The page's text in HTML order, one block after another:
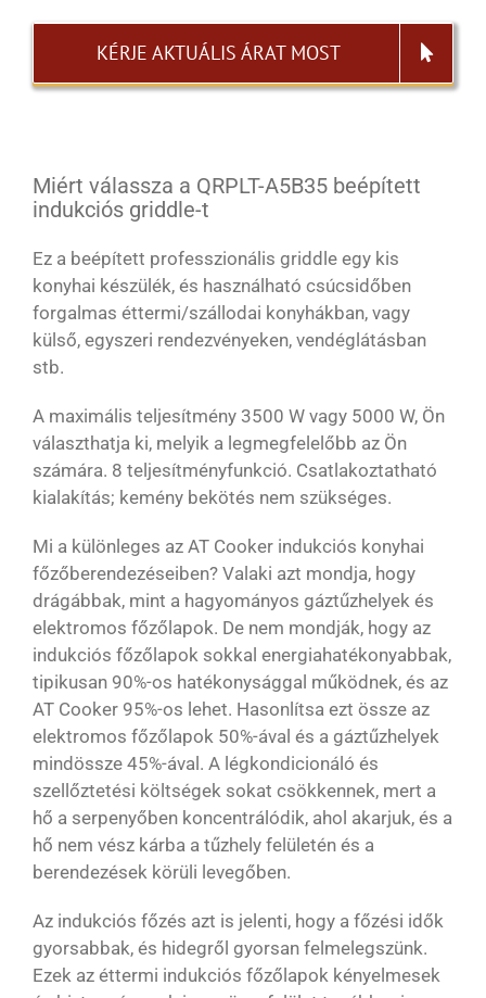
KÉRJE AKTUÁLIS ÁRAT MOST
Miért válassza a QRPLT-A5B35 beépített
indukciós griddle-t
Ez a beépített professzionális griddle egy kis
konyhai készülék, és használható csúcsidőben
forgalmas éttermi/szállodai konyhákban, vagy
külső, egyszeri rendezvényeken, vendéglátásban
stb.
A maximális teljesítmény 3500 W vagy 5000 W, Ön
választhatja ki, melyik a legmegfelelőbb az Ön
számára. 8 teljesítményfunkció. Csatlakoztatható
kialakítás; kemény bekötés nem szükséges.
Mi a különleges az AT Cooker indukciós konyhai
főzőberendezéseiben? Valaki azt mondja, hogy
drágábbak, mint a hagyományos gáztűzhelyek és
elektromos főzőlapok. De nem mondják, hogy az
indukciós főzőlapok sokkal energiahatékonyabbak,
tipikusan 90%-os hatékonysággal működnek, és az
AT Cooker 95%-os lehet. Hasonlítsa ezt össze az
elektromos főzőlapok 50%-ával és a gáztűzhelyek
mindössze 45%-ával. A légkondicionáló és
szellőztetési költségek sokat csökkennek, mert a
hő a serpenyőben koncentrálódik, ahol akarjuk, és a
hő nem vész kárba a tűzhely felületén és a
berendezések körüli levegőben.
Az indukciós főzés azt is jelenti, hogy a főzési idők
gyorsabbak, és hidegről gyorsan felmelegszünk.
Ezek az éttermi indukciós főzőlapok kényelmesek